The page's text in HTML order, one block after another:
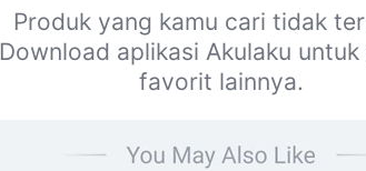
Produk yang kamu cari tidak
Download aplikasi Akulaku
favorit lainnya.